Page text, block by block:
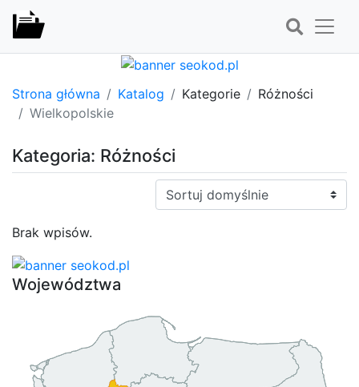
Strona główna Katalog Kategorie
Różności
Wielkopolskie
Kategoria: Różności
Sortuj:
Brak wpisów.
Województwa